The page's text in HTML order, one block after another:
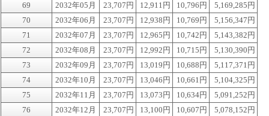
69
2032年05月 23,707円 12,911円 10,796円
5,169,285円
70
2032年06月 23,707円 12,938円 10,769円
5,156,347円
71
2032年07月 23,707円 12,965円 10,742円
5,143,382円
72
2032年08月 23,707円 12,992円 10,715円
5,130,390円
73
2032年09月 23,707円 13,019円 10,688円
5,117,371円
74
2032年10月 23,707円 13,046円 10,661円
5,104,325円
75
2032年11月 23,707円 13,073円 10,634円
5,091,252円
76
2032年12月 23,707円 13,100円 10,607円
5,078,152円